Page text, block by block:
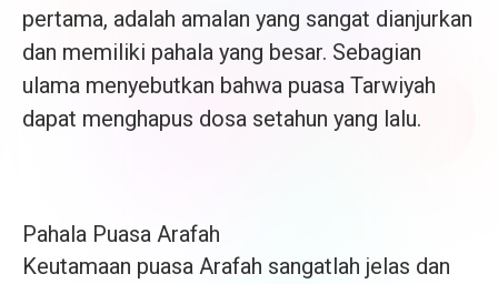
pertama, adalah amalan yang sangat dianjurkan
dan memiliki pahala yang besar. Sebagian
ulama menyebutkan bahwa puasa Tarwiyah
dapat menghapus dosa setahun yang lalu.
Pahala Puasa Arafah
Keutamaan puasa Arafah sangatlah jelas dan